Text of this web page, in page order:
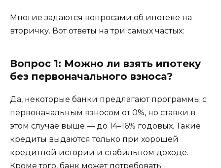
Многие задаются вопросами об ипотеке на
вторичку. Вот ответы на три самых частых:
Вопрос 1: Можно ли взять ипотеку
без первоначального взноса?
Да, некоторые банки предлагают программы с
первоначальным взносом от 0%, но ставки в
этом случае выше — до 14–16% годовых. Такие
кредиты выдаются только при хорошей
кредитной истории и стабильном доходе.
Кроме того, банк может потребовать